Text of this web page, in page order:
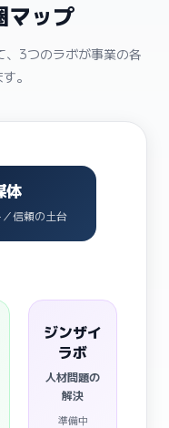
マップ
、3つのラボが事業の各
。
体
信頼の土台
ジンザイ
ラボ
人材問題の
解決
準備中